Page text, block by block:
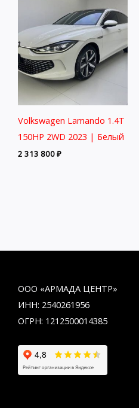
Volkswagen Lamando 1.4T
150HP 2WD 2023 | Белый
2 313 800₽
ООО «АРМАДА ЦЕНТР»
ИНН: 2540261956
ОГРН: 1212500014385